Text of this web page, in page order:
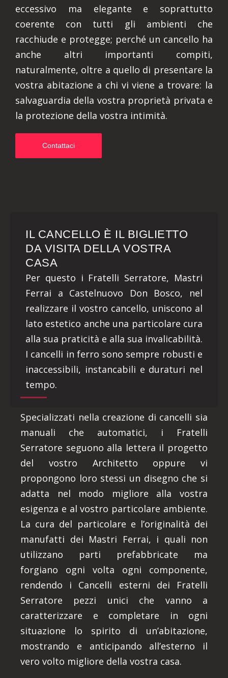
eccessivo ma elegante e soprattutto
coerente con tutti gli ambienti che
racchiude e protegge; perché un cancello ha
anche altri importanti compiti,
naturalmente, oltre a quello di presentare la
vostra abitazione a chi vi viene a trovare: la
salvaguardia della vostra proprietà privata e
la protezione della vostra intimità.
Contattaci
IL CANCELLO È IL BIGLIETTO
DA VISITA DELLA VOSTRA
CASA
Per questo i Fratelli Serratore, Mastri
Ferrai a Castelnuovo Don Bosco, nel
realizzare il vostro cancello, uniscono al
lato estetico anche una particolare cura
alla sua praticità e alla sua invalicabilità.
I cancelli in ferro sono sempre robusti e
inaccessibili, instancabili e duraturi nel
tempo.
Specializzati nella creazione di cancelli sia
manuali che automatici, i Fratelli
Serratore seguono alla lettera il progetto
del vostro Architetto oppure vi
propongono loro stessi un disegno che si
adatta nel modo migliore alla vostra
esigenza e al vostro particolare ambiente.
La cura del particolare e l’originalità dei
manufatti dei Mastri Ferrai, i quali non
utilizzano parti prefabbricate ma
forgiano ogni volta ogni componente,
rendendo i Cancelli esterni dei Fratelli
Serratore pezzi unici che vanno a
caratterizzare e completare in ogni
situazione lo spirito di un’abitazione,
mostrando e anticipando all’esterno il
vero volto migliore della vostra casa.